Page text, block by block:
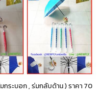
กระบอก , ร่มกลับด้าน ) ราคา 70